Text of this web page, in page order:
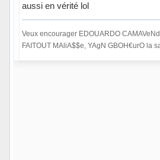
aussi en vérité lol
Veux encourager EDOUARDO
FAITOUT MAliA$$e, YAgN GBOH€urO la